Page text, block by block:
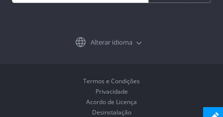
Alterar idioma
Termos e Condições
Privacidade
Acordo de Licença
Desinstalação